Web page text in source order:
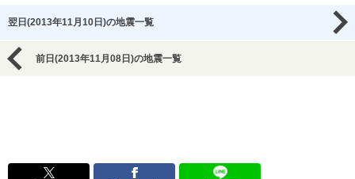
翌日(2013年11月10日)の地震一覧
前日(2013年11月08日)の地震一覧